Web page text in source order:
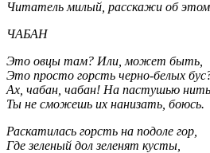
Читатель милый, расскажи об этом
ЧАБАН
Это овцы там? Или, может быть,
Это просто горсть черно-белых
Ах, чабан, чабан! На пастушью нить
Ты не сможешь их нанизать, боюсь.
Раскатилась горсть на подоле гор,
Где зеленый дол зеленят кусты,